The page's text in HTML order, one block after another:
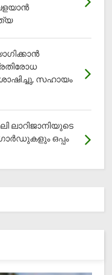
സഹായം
ലാറിജാനിയുടെ
ഒപ്പം